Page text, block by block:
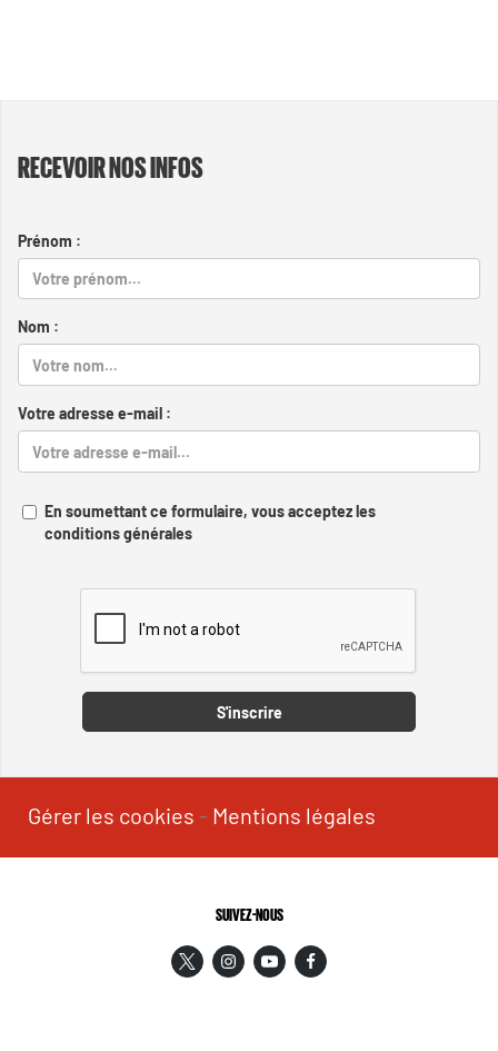
RECEVOIR NOS INFOS
Prénom :
Nom :
Votre adresse e-mail :
En soumettant ce formulaire, vous acceptez les
conditions générales
S'inscrire
Gérer les cookies - Mentions légales
SUIVEZ-NOUS